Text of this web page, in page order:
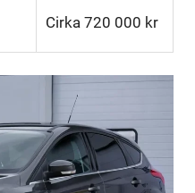
Cirka 720 000 kr